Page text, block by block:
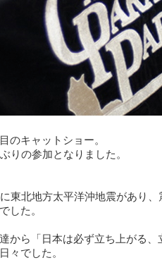
のキャットショー。
りの参加となりました。
東北地方太平洋沖地震があり
した。
から「日本は必ず立ち上がる
々でした。